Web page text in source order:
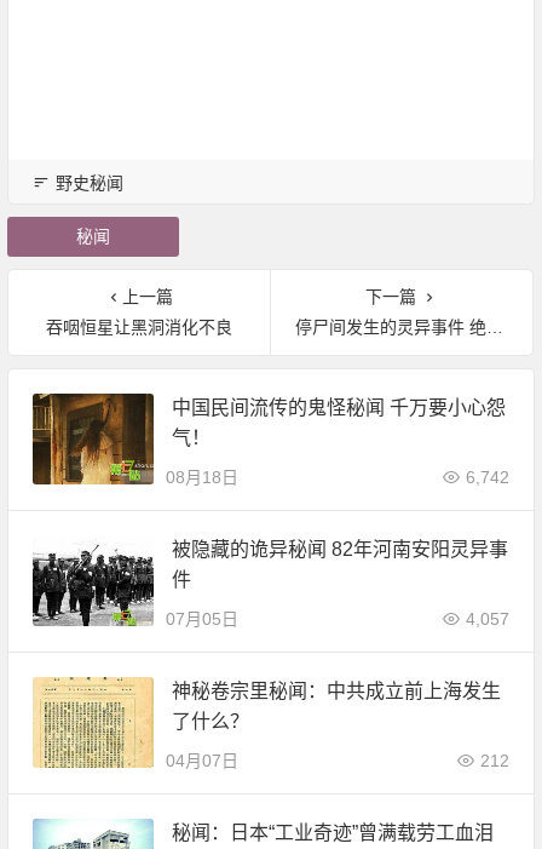
野史秘闻
秘闻
上一篇
吞咽恒星让黑洞消化不良
下一篇
停尸间发生的灵异事件 绝对真实|灵异
中国民间流传的鬼怪秘闻 千万要小心怨
气！
08月18日 6,742
被隐藏的诡异秘闻 82年河南安阳灵异事
件
07月05日 4,057
神秘卷宗里秘闻：中共成立前上海发生
了什么？
04月07日 212
秘闻：日本“工业奇迹”曾满载劳工血泪